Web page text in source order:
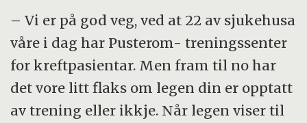
– Vi er på god veg, ved at 22 av sjukehusa
våre i dag har Pusterom- treningssenter
for kreftpasientar. Men fram til no har
det vore litt flaks om legen din er opptatt
av trening eller ikkje. Når legen viser til